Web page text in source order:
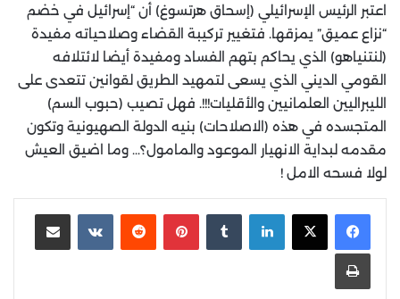
اعتبر الرئيس الإسرائيلي (إسحاق هرتسوغ) أن “إسرائيل في خضم
“نزاع عميق” يمزقها. فتغيير تركيبة القضاء وصلاحياته مفيدة
(لنتنياهو) الذي يحاكم بتهم الفساد ومفيدة أيضا لائتلافه
القومي الديني الذي يسعى لتمهيد الطريق لقوانين تتعدى على
الليبراليين العلمانيين والأقليات!!!. فهل تصيب (حبوب السم)
المتجسده في هذه (الاصلاحات) بنيه الدولة الصهيونية وتكون
مقدمه لبداية الانهيار الموعود والمامول؟… وما اضيق العيش
لولا فسحه الامل !
لينكدإن بينتيريست